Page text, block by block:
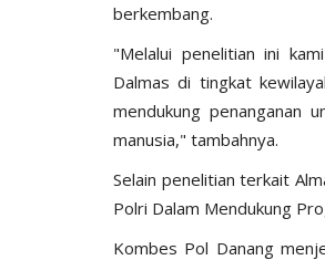
berkembang.
"Melalui penelitian ini
Dalmas di tingkat
mendukung penanganan
manusia," tambahnya.
Selain penelitian terkait
Polri Dalam Mendukung
Kombes Pol Danang